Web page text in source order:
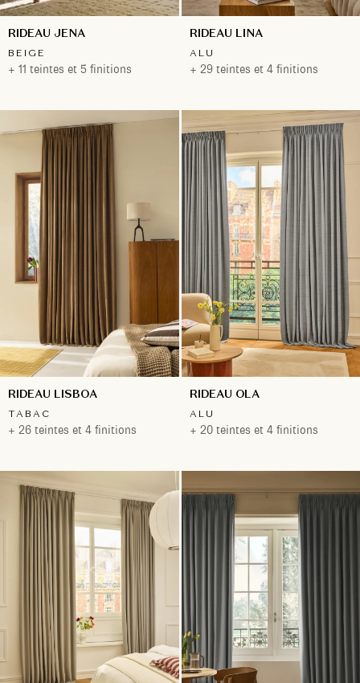
RIDEAU JENA
BEIGE
+ 11 teintes et 5 finitions
RIDEAU LINA
ALU
+ 29 teintes et 4 finitions
RIDEAU LISBOA
TABAC
+ 26 teintes et 4 finitions
RIDEAU OLA
ALU
+ 20 teintes et 4 finitions